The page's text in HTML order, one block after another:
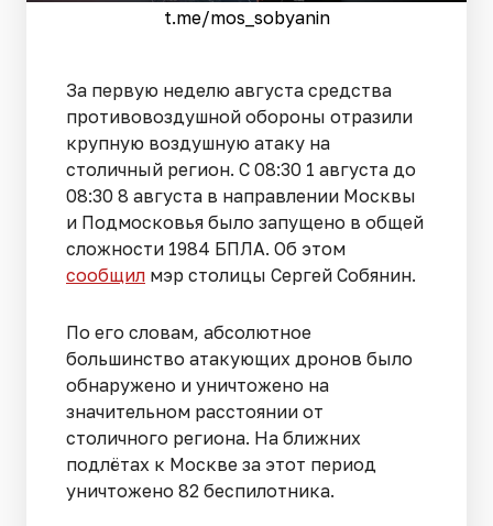
t.me/mos_sobyanin
За первую неделю августа средства
противовоздушной обороны отразили
крупную воздушную атаку на
столичный регион. С 08:30 1 августа до
08:30 8 августа в направлении Москвы
и Подмосковья было запущено в общей
сложности 1984 БПЛА. Об этом
сообщил мэр столицы Сергей Собянин.
По его словам, абсолютное
большинство атакующих дронов было
обнаружено и уничтожено на
значительном расстоянии от
столичного региона. На ближних
подлётах к Москве за этот период
уничтожено 82 беспилотника.